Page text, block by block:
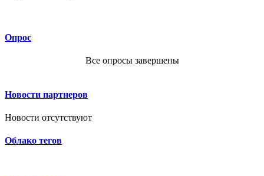
Опрос
Все опросы завершены
Новости партнеров
Новости отсутствуют
Облако тегов